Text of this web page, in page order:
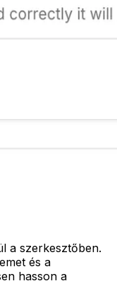
a szerkesztőben.
és a
hasson a